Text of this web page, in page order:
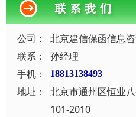
公司：
北京建信保函信息
联系：
孙经理
手机：
18813138493
地址：
北京市通州区恒业
101-2010